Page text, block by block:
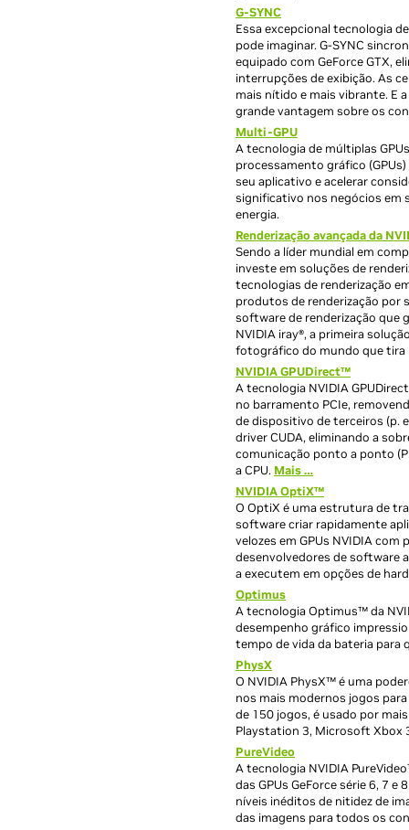
G-SYNC
Essa excepcional tecnologia
pode imaginar. G-SYNC
equipado com GeForce GTX,
interrupções de exibição. As
mais nítido e mais vibrante. E
grande vantagem sobre os
Multi-GPU
A tecnologia de múltiplas
processamento gráfico
seu aplicativo e acelerar
significativo nos negócios em
energia.
Renderização avançada da
Sendo a líder mundial em
investe em soluções de
tecnologias de renderização
produtos de renderização por
software de renderização que
NVIDIA iray®, a primeira
fotográfico do mundo que tira
NVIDIA GPUDirect™
A tecnologia NVIDIA
no barramento PCIe,
de dispositivo de terceiros (p.
driver CUDA, eliminando a
comunicação ponto a ponto
a CPU. Mais …
NVIDIA OptiX™
O OptiX é uma estrutura de
software criar rapidamente
velozes em GPUs NVIDIA
desenvolvedores de software
a executem em opções de
Optimus
A tecnologia Optimus™ da
desempenho gráfico
tempo de vida da bateria para
PhysX
O NVIDIA PhysX™ é uma
nos mais modernos jogos
de 150 jogos, é usado por
Playstation 3, Microsoft Xbox
PureVideo
A tecnologia NVIDIA
das GPUs GeForce série 6, 7
níveis inéditos de nitidez de
das imagens para todos os